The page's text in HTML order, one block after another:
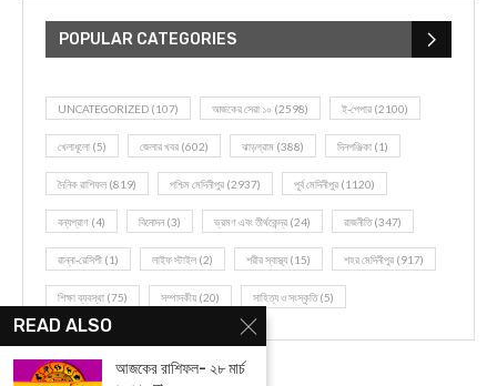
POPULAR CATEGORIES
UNCATEGORIZED (107) আজকের সেরা ১০ (2598) ই-পেপার (2100)
খেলাধূলো (5) জেলার খবর (602) ঝাড়গ্রাম (388) দিনপঞ্জিকা (1)
দৈনিক রাশিফল (819) পশ্চিম মেদিনীপুর (2937) পূর্ব মেদিনীপুর (1120)
বন্যপ্রাণ (4) বিনোদন(3) ভ্রমণ এবং তীর্থকেন্দ্র (24) রাজনীতি(347)
রান্না-রেসিপী (1) লাইফ স্টাইল (2) শরীর স্বাস্থ্য (15) শহর মেদিনীপুর (917)
শিক্ষা ব্যবস্থা (75) সম্পাদকীয় (20) সাহিত্য ও সংস্কৃতি(5)
READ ALSO
আজকের রাশিফল- ২৮ মার্চ